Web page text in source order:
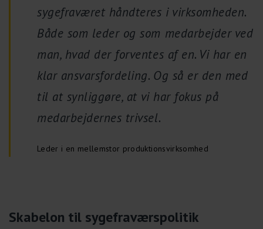
sygefraværet håndteres i virksomheden.
Både som leder og som medarbejder ved
man, hvad der forventes af en. Vi har en
klar ansvarsfordeling. Og så er den med
til at synliggøre, at vi har fokus på
medarbejdernes trivsel.
Leder i en mellemstor produktionsvirksomhed
Skabelon til sygefraværspolitik